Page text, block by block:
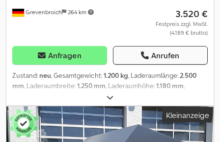
Grevenbroich 264 km 3.520 €
Festpreis zzgl. MwSt.
(4.189 € brutto)
Anfragen Anrufen
Zustand: neu, Gesamtgewicht:1.200 kg, Laderaumlänge:2.500
mm, Laderaumbreite:1.250 mm, Laderaumhöhe:1.180 mm,
, AKTION Deckel Anhänger viel Funktion in einem.
für alle lagernden Anhänger! Der online Abholmarkt für Ihren
neuen Anhänger bietet starke Markenfabrikate direkt zum
mitnehmen! über 850 Neuanhänger auf Lager über 100
gebrauchte Anhänger ständig im Angebot mit umfangreichem
Kleinanzeige